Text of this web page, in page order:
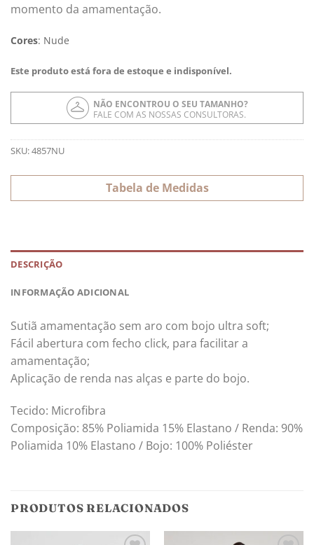
momento da amamentação.
Cores: Nude
Este produto está fora de estoque e indisponível.
NÃO ENCONTROU O SEU TAMANHO?
FALE COM AS NOSSAS CONSULTORAS.
SKU:4857NU
Tabela de Medidas
DESCRIÇÃO
INFORMAÇÃO ADICIONAL
Sutiã amamentação sem aro com bojo ultra soft;
Fácil abertura com fecho click, para facilitar a
amamentação;
Aplicação de renda nas alças e parte do bojo.
Tecido: Microfibra
Composição: 85% Poliamida 15% Elastano / Renda: 90%
Poliamida 10% Elastano / Bojo: 100% Poliéster
PRODUTOS RELACIONADOS